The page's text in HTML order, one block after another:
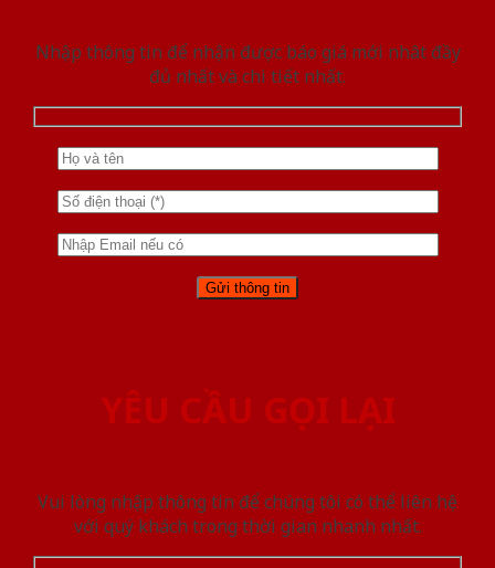
Nhập thông tin để nhận được báo giá mới nhât đầy
đủ nhất và chi tiết nhất.
YÊU CẦU GỌI LẠI
Vui lòng nhập thông tin để chúng tôi có thể liên hệ
với quý khách trong thời gian nhanh nhất.